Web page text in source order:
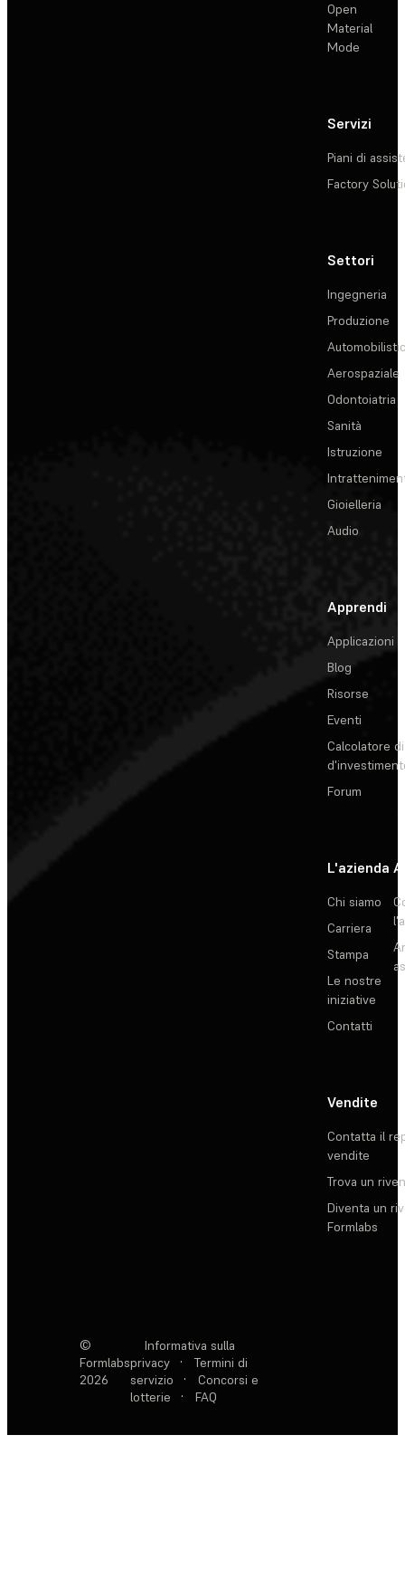
Open
Material
Mode
Servizi
Piani di
Factory
Settori
Ingegneria
Produzione
Aerospaziale
Odontoiatria
Sanità
Istruzione
Gioielleria
Audio
Apprendi
Applicazioni
Blog
Risorse
Eventi
Calcolatore
Forum
L'azienda
Chi siamo
Carriera
Stampa
Le nostre
iniziative
Contatti
Vendite
Contatta il
vendite
Trova un
Diventa un
Formlabs
©
Formlabs
2026
Informativa sulla
privacy
·
Termini di
servizio
·
Concorsi e
lotterie
· FAQ